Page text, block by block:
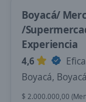
Boyacá/
/
Experiencia
4,6
Boyacá, Boyacá
$ 2.000.000,00